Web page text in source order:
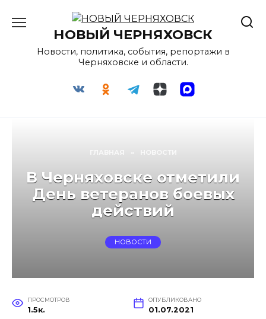
содержаниюНОВЫЙ ЧЕРНЯХОВСК
Новости, политика, события, репортажи в
Черняховске и области.
В Черняховске отметили
День ветеранов боевых
действий
НОВОСТИ
ПРОСМОТРОВ
1.5к.
ОПУБЛИКОВАНО
01.07.2021